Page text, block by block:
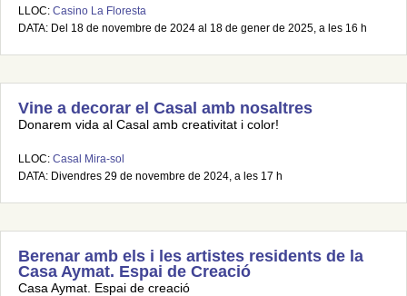
LLOC: Casino La Floresta
DATA: Del 18 de novembre de 2024 al 18 de gener de 2025, a les 16 h
Vine a decorar el Casal amb nosaltres
Donarem vida al Casal amb creativitat i color!
LLOC: Casal Mira-sol
DATA: Divendres 29 de novembre de 2024, a les 17 h
Berenar amb els i les artistes residents de la
Casa Aymat. Espai de Creació
Casa Aymat. Espai de creació